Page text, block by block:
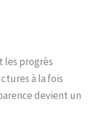
les progrès
à la fois
devient un